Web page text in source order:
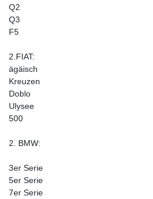
Q2
Q3
F5
2.FIAT:
ägäisch
Kreuzen
Doblo
Ulysee
500
2. BMW:
3er Serie
5er Serie
7er Serie